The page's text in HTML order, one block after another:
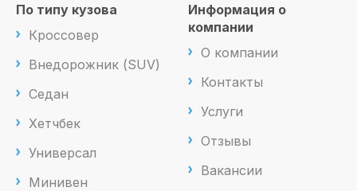
По типу кузова
Кроссовер
Внедорожник (SUV)
Седан
Хетчбек
Универсал
Минивен
Информация о
компании
О компании
Контакты
Услуги
Отзывы
Вакансии